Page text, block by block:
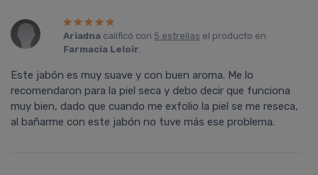
Ariadna calificó con 5 estrellas el producto en
Farmacia Leloir.
Este jabón es muy suave y con buen aroma. Me lo
recomendaron para la piel seca y debo decir que funciona
muy bien, dado que cuando me exfolio la piel se me reseca,
al bañarme con este jabón no tuve más ese problema.